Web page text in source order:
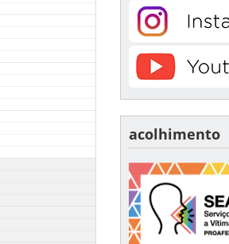
acolhimento